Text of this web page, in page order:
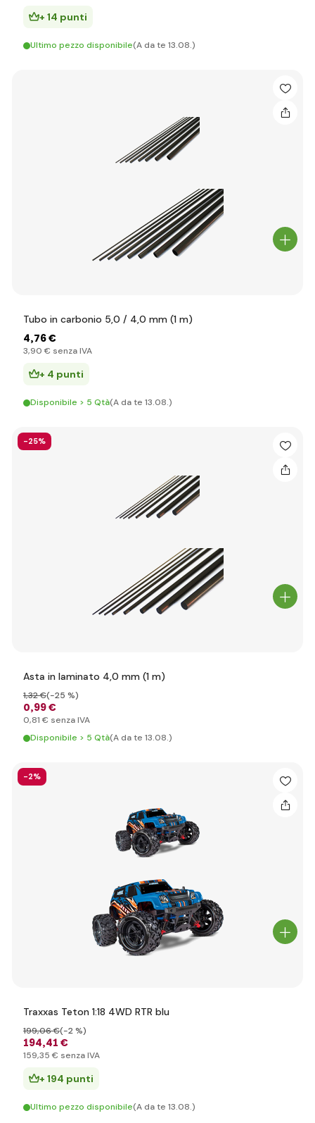
+ 14 punti
Ultimo pezzo disponibile(A da te 13.08.)
Tubo in carbonio 5,0 / 4,0 mm (1 m)
4,76 €
3,90 € senza IVA
+ 4 punti
Disponibile > 5 Qtà(A da te 13.08.)
-25%
Asta in laminato 4,0 mm (1 m)
0,99 €
1,32 €(-25 %)
0,81 € senza IVA
Disponibile > 5 Qtà(A da te 13.08.)
-2%
Traxxas Teton 1:18 4WD RTR blu
194,41 €
199,06 €(-2 %)
159,35 € senza IVA
+ 194 punti
Ultimo pezzo disponibile(A da te 13.08.)